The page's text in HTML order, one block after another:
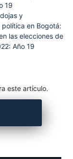
19
y
en Bogotá:
las elecciones de
Año 19
este artículo.